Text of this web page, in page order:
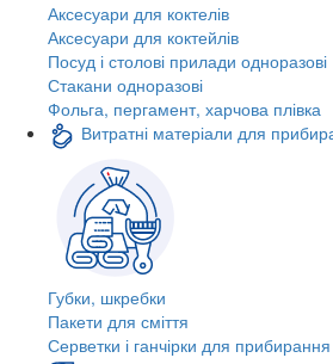
Аксесуари для коктелів
Аксесуари для коктейлів
Посуд і столові прилади одноразові
Стакани одноразові
Фольга, пергамент, харчова плівка
Витратні матеріали для
Губки, шкребки
Пакети для сміття
Серветки і ганчірки для прибирання